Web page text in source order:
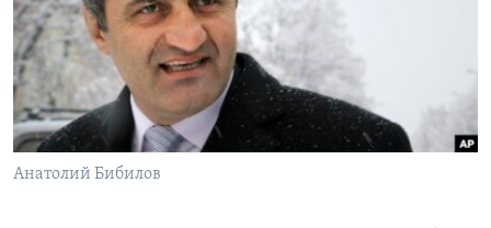
Learning English
СОЦИАЛЬНЫЕ СЕТИ
Анатолий Бибилов